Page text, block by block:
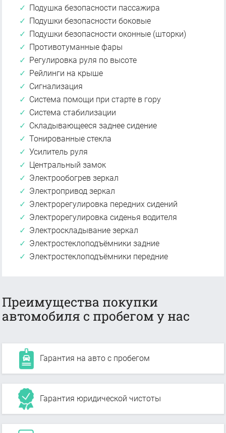
Подушка безопасности пассажира
Подушки безопасности боковые
Подушки безопасности оконные (шторки)
Противотуманные фары
Регулировка руля по высоте
Рейлинги на крыше
Сигнализация
Система помощи при старте в гору
Система стабилизации
Складывающееся заднее сидение
Тонированные стекла
Усилитель руля
Центральный замок
Электрообогрев зеркал
Электропривод зеркал
Электрорегулировка передних сидений
Электрорегулировка сиденья водителя
Электроскладывание зеркал
Электростеклоподъёмники задние
Электростеклоподъёмники передние
Преимущества покупки
автомобиля с пробегом у нас
Гарантия на авто с пробегом
Гарантия юридической чистоты